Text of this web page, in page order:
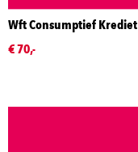
Wft Consumptief Krediet
€ 70,-